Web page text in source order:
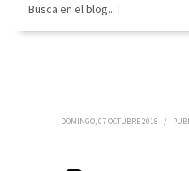
Busca en el blog...
DOMINGO, 07 OCTUBRE 2018 /